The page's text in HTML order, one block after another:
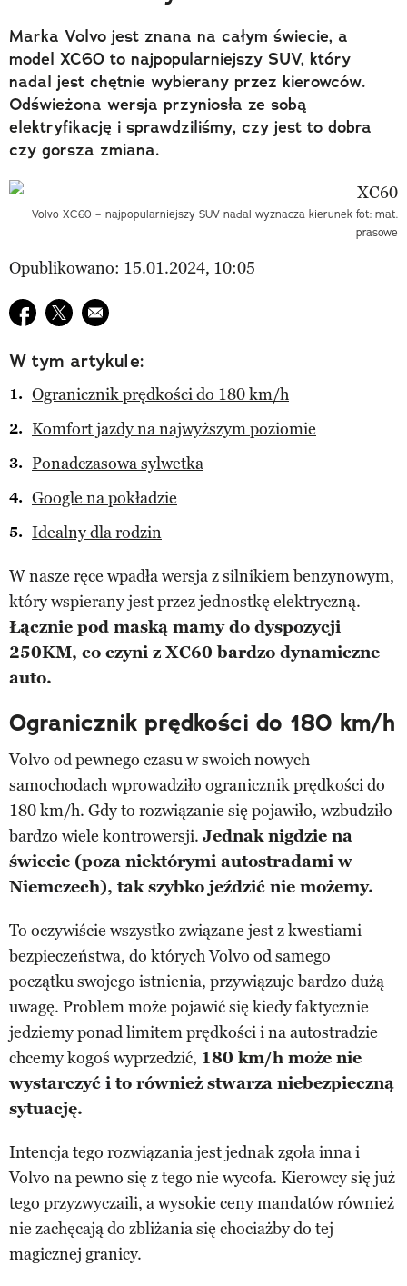
Marka Volvo jest znana na całym świecie, a
model XC60 to najpopularniejszy SUV, który
nadal jest chętnie wybierany przez kierowców.
Odświeżona wersja przyniosła ze sobą
elektryfikację i sprawdziliśmy, czy jest to dobra
czy gorsza zmiana.
Volvo XC60 – najpopularniejszy SUV nadal wyznacza kierunek fot: mat.
prasowe
Opublikowano: 15.01.2024, 10:05
Udostępnij na facebook
Udostępnij na twitter
E-mail do przyjaciela
W tym artykule:
Ogranicznik prędkości do 180 km/h
Komfort jazdy na najwyższym poziomie
Ponadczasowa sylwetka
Google na pokładzie
Idealny dla rodzin
W nasze ręce wpadła wersja z silnikiem benzynowym,
który wspierany jest przez jednostkę elektryczną.
Łącznie pod maską mamy do dyspozycji
250KM, co czyni z XC60 bardzo dynamiczne
auto.
Ogranicznik prędkości do 180 km/h
Volvo od pewnego czasu w swoich nowych
samochodach wprowadziło ogranicznik prędkości do
180 km/h. Gdy to rozwiązanie się pojawiło, wzbudziło
bardzo wiele kontrowersji. Jednak nigdzie na
świecie (poza niektórymi autostradami w
Niemczech), tak szybko jeździć nie możemy.
To oczywiście wszystko związane jest z kwestiami
bezpieczeństwa, do których Volvo od samego
początku swojego istnienia, przywiązuje bardzo dużą
uwagę. Problem może pojawić się kiedy faktycznie
jedziemy ponad limitem prędkości i na autostradzie
chcemy kogoś wyprzedzić, 180 km/h może nie
wystarczyć i to również stwarza niebezpieczną
sytuację.
Intencja tego rozwiązania jest jednak zgoła inna i
Volvo na pewno się z tego nie wycofa. Kierowcy się już
tego przyzwyczaili, a wysokie ceny mandatów również
nie zachęcają do zbliżania się chociażby do tej
magicznej granicy.